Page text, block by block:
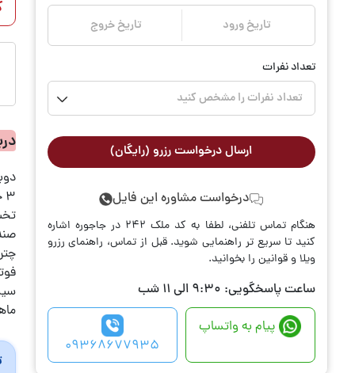
تاریخ ورود تاریخ خروج
تعداد نفرات
تعداد نفرات را مشخص کنید
ارسال درخواست رزرو (رایگان)
درخواست مشاوره این فایل
هنگام تماس تلفنی، لطفا به کد ملک 242 در جاجوره اشاره
کنید تا سریع تر راهنمایی شوید. قبل از تماس، راهنمای رزرو
ویلا و قوانین را بخوانید.
ساعت پاسخگویی: 9:30 الی 11 شب
پیام به واتساپ
09368677935
۳ خواب
چتر